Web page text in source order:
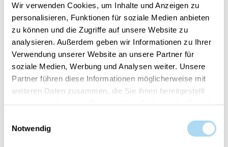
Wir verwenden Cookies, um Inhalte und Anzeigen zu
personalisieren, Funktionen für soziale Medien anbieten
zu können und die Zugriffe auf unsere Website zu
analysieren. Außerdem geben wir Informationen zu Ihrer
Verwendung unserer Website an unsere Partner für
soziale Medien, Werbung und Analysen weiter. Unsere
Partner führen diese Informationen möglicherweise mit
weiteren Daten zusammen, die Sie ihnen bereitgestellt
Notwendig
BENUTZER, DIE DIESEN ARTIKEL
GEKAUFT HABEN, HABEN AUCH
GEKAUFT